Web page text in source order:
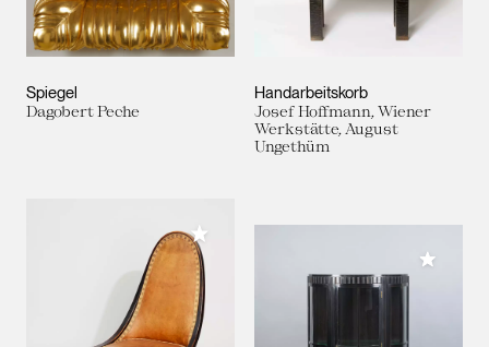
Spiegel
Dagobert Peche
Handarbeitskorb
Josef Hoffmann, Wiener
Werkstätte, August
Ungethüm
Meiner Sammlung hinzufügen
Meiner